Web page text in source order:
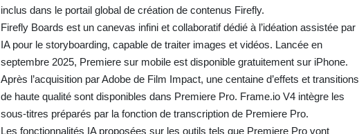
inclus dans le portail global de création de contenus Firefly.
Firefly Boards est un canevas infini et collaboratif dédié à l’idéation assistée par
IA pour le storyboarding, capable de traiter images et vidéos. Lancée en
septembre 2025, Premiere sur mobile est disponible gratuitement sur iPhone.
Après l’acquisition par Adobe de Film Impact, une centaine d’effets et transitions
de haute qualité sont disponibles dans Premiere Pro. Frame.io V4 intègre les
sous-titres préparés par la fonction de transcription de Premiere Pro.
Les fonctionnalités IA proposées sur les outils tels que Premiere Pro vont